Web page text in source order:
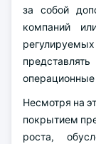
за собой
компаний
Несмотря на
покрытием
роста,